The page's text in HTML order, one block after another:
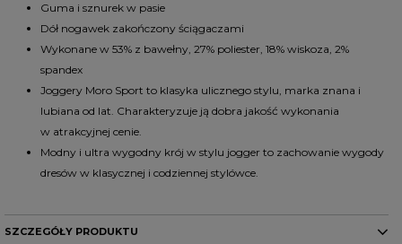
Guma i sznurek w pasie
Dół nogawek zakończony ściągaczami
Wykonane w 53% z bawełny, 27% poliester, 18% wiskoza, 2%
spandex
Joggery Moro Sport to klasyka ulicznego stylu, marka znana i
lubiana od lat. Charakteryzuje ją dobra jakość wykonania
w atrakcyjnej cenie.
Modny i ultra wygodny krój w stylu jogger to zachowanie wygody
dresów w klasycznej i codziennej stylówce.
SZCZEGÓŁY PRODUKTU